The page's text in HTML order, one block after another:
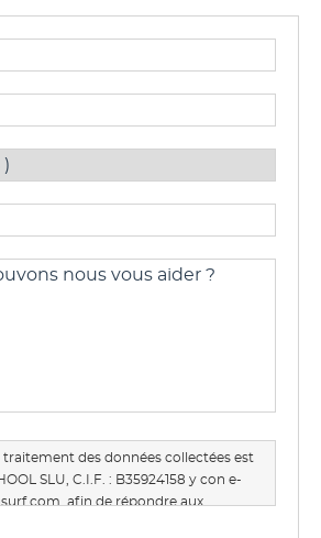
traitement des données collectées est
SLU, C.I.F. : B35924158 y con e-
, afin de répondre aux